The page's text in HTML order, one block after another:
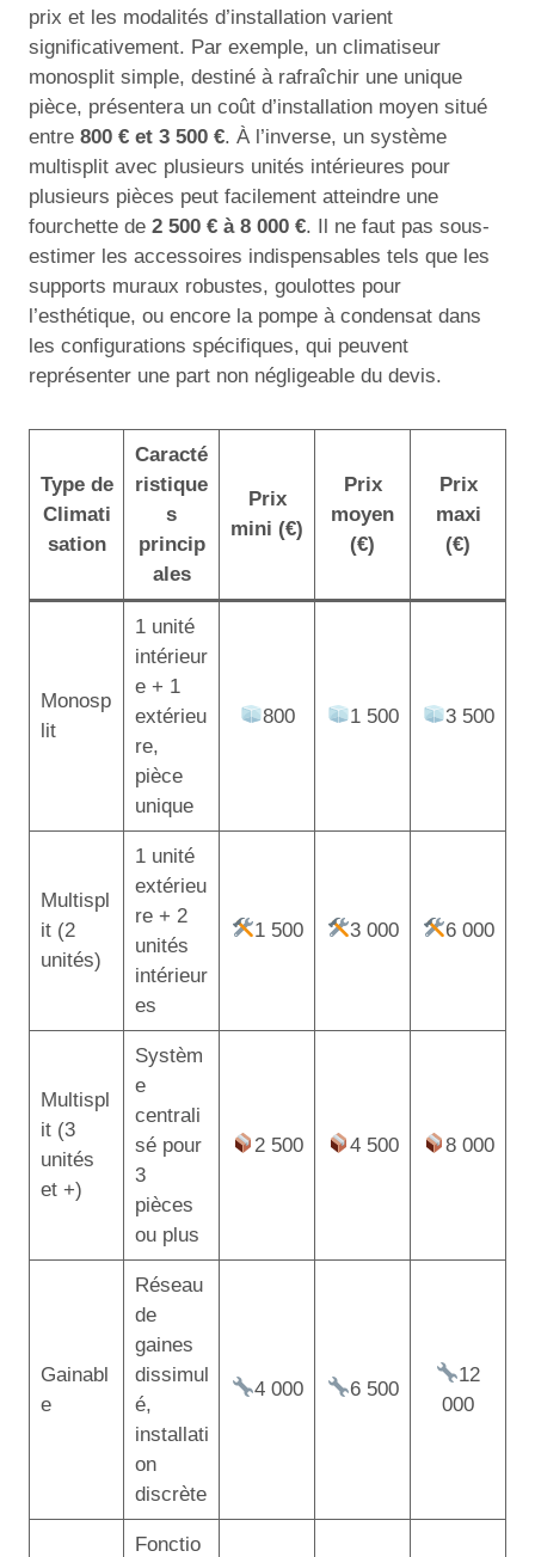
prix et les modalités d’installation varient
significativement. Par exemple, un climatiseur
monosplit simple, destiné à rafraîchir une unique
pièce, présentera un coût d’installation moyen situé
entre 800 € et 3 500 €. À l’inverse, un système
multisplit avec plusieurs unités intérieures pour
plusieurs pièces peut facilement atteindre une
fourchette de 2 500 € à 8 000 €. Il ne faut pas sous-
estimer les accessoires indispensables tels que les
supports muraux robustes, goulottes pour
l’esthétique, ou encore la pompe à condensat dans
les configurations spécifiques, qui peuvent
représenter une part non négligeable du devis.
Type de
Climati
sation
Caracté
ristique
s
princip
ales
Prix
mini (€)
Prix
moyen
(€)
Prix
maxi
(€)
Monosp
lit
1 unité
intérieur
e + 1
extérieu
re,
pièce
unique
800 1 500 3 500
Multispl
it (2
unités)
1 unité
extérieu
re + 2
unités
intérieur
es
1 500 3 000 6 000
Multispl
it (3
unités
et +)
Systèm
e
centrali
sé pour
3
pièces
ou plus
2 500 4 500 8 000
Gainabl
e
Réseau
de
gaines
dissimul
é,
installati
on
discrète
4 000 6 500
12
000
Fonctio